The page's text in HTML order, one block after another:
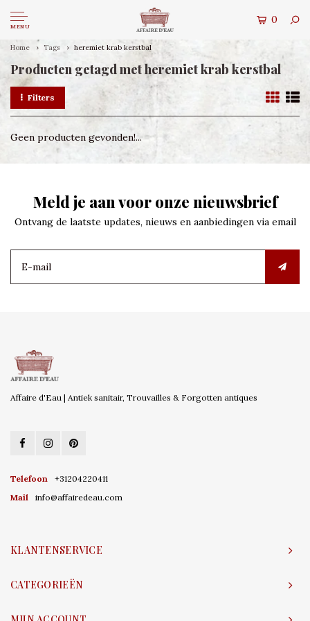
MENU
0
Home Tags heremiet krab kerstbal
Producten getagd met heremiet krab kerstbal
Filters
Geen producten gevonden!...
Meld je aan voor onze nieuwsbrief
Ontvang de laatste updates, nieuws en aanbiedingen via email
Affaire d'Eau | Antiek sanitair, Trouvailles & Forgotten antiques
Telefoon
+31204220411
Mail
info@affairedeau.com
KLANTENSERVICE
CATEGORIEËN